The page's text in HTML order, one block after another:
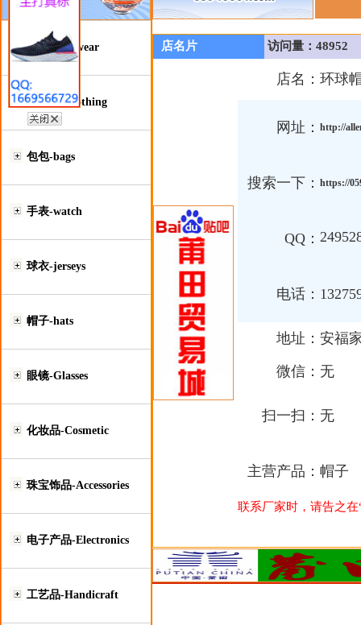
鞋类-Footwear
服装类-Clothing
包包-bags
手表-watch
球衣-jerseys
帽子-hats
眼镜-Glasses
化妆品-Cosmetic
珠宝饰品-Accessories
电子产品-Electronics
工艺品-Handicraft
店名片 访问量：48952
店名： 环球
网址： http://
搜索一下： https://
QQ：
电话：
地址： 安福
微信： 无
扫一扫： 无
主营产品： 帽子
联系厂家时，请告之